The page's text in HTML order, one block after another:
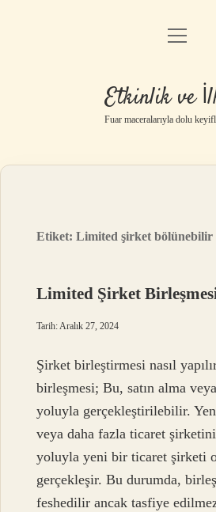
Anasayfa
Gizlilik Politikası
Yasal Uyarı
menüyü
Etkinlik ve
Fuar maceralarıyla dolu
Etiket:Limited şirket bölünebilir
Limited Şirket Birleşmesi
Tarih: Aralık 27, 2024
Şirket birleştirmesi nasıl
birleşmesi; Bu, satın alma
yoluyla gerçekleştirilebilir.
veya daha fazla ticaret
yoluyla yeni bir ticaret şirketi
gerçekleşir. Bu durumda,
feshedilir ancak tasfiye